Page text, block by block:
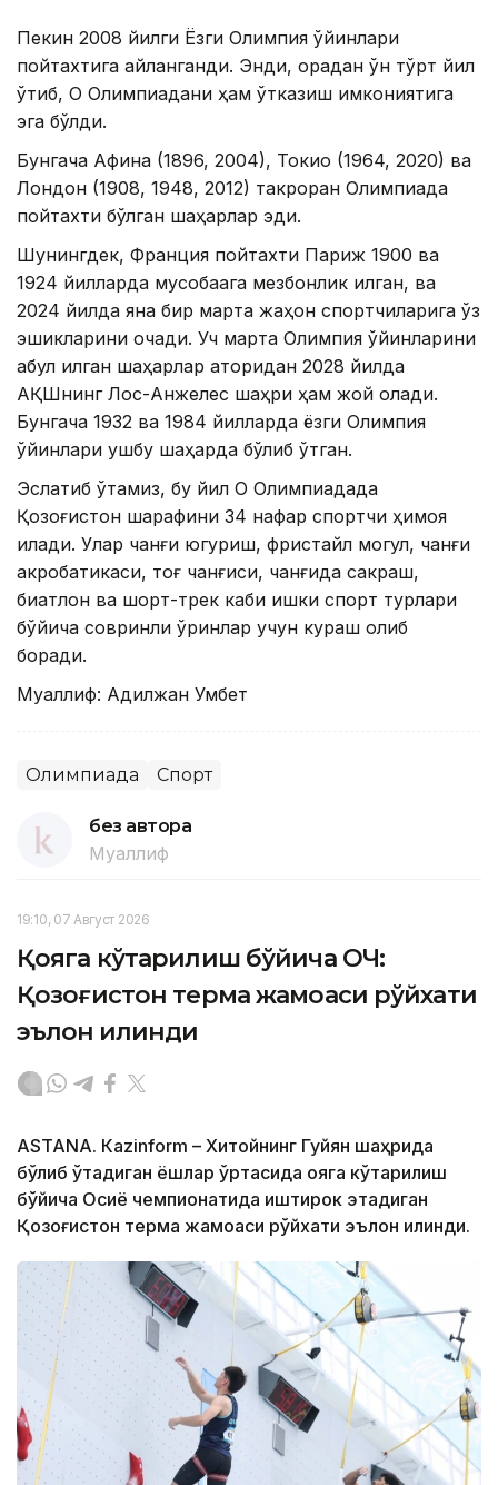
Пекин 2008 йилги Ёзги Олимпия ўйинлари
пойтахтига айланганди. Энди, орадан ўн тўрт йил
ўтиб, Оқ Олимпиадани ҳам ўтказиш имкониятига
эга бўлди.
Бунгача Афина (1896, 2004), Токио (1964, 2020) ва
Лондон (1908, 1948, 2012) такроран Олимпиада
пойтахти бўлган шаҳарлар эди.
Шунингдек, Франция пойтахти Париж 1900 ва
1924 йилларда мусобақага мезбонлик қилган, ва
2024 йилда яна бир марта жаҳон спортчиларига ўз
эшикларини очади. Уч марта Олимпия ўйинларини
қабул қилган шаҳарлар қаторидан 2028 йилда
АҚШнинг Лос-Анжелес шаҳри ҳам жой олади.
Бунгача 1932 ва 1984 йилларда ёзги Олимпия
ўйинлари ушбу шаҳарда бўлиб ўтган.
Эслатиб ўтамиз, бу йил Оқ Олимпиадада
Қозоғистон шарафини 34 нафар спортчи ҳимоя
қилади. Улар чанғи югуриш, фристайл могул, чанғи
акробатикаси, тоғ чанғиси, чанғида сакраш,
биатлон ва шорт-трек каби қишки спорт турлари
бўйича совринли ўринлар учун кураш олиб
боради.
Муаллиф: Адилжан Умбет
Олимпиада Спорт
без автора
Муаллиф
19:10, 07 Август 2026
Қояга кўтарилиш бўйича ОЧ:
Қозоғистон терма жамоаси рўйхати
эълон қилинди
ASTANА. Кazinform – Хитойнинг Гуйян шаҳрида
бўлиб ўтадиган ёшлар ўртасида қояга кўтарилиш
бўйича Осиё чемпионатида иштирок этадиган
Қозоғистон терма жамоаси рўйхати эълон қилинди.